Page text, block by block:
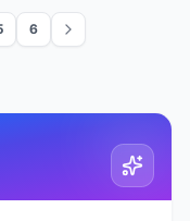
6